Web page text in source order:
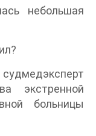
небольшая
экстренной
больницы